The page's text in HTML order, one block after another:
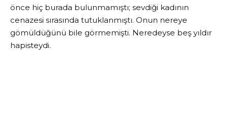
önce hiç burada bulunmamıştı; sevdiği kadının
cenazesi sırasında tutuklanmıştı. Onun nereye
gömüldüğünü bile görmemişti. Neredeyse beş yıldır
hapisteydi.